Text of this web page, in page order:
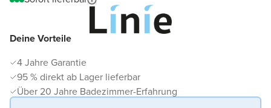
Deine Vorteile
4 Jahre Garantie
95 % direkt ab Lager lieferbar
Über 20 Jahre Badezimmer-Erfahrung